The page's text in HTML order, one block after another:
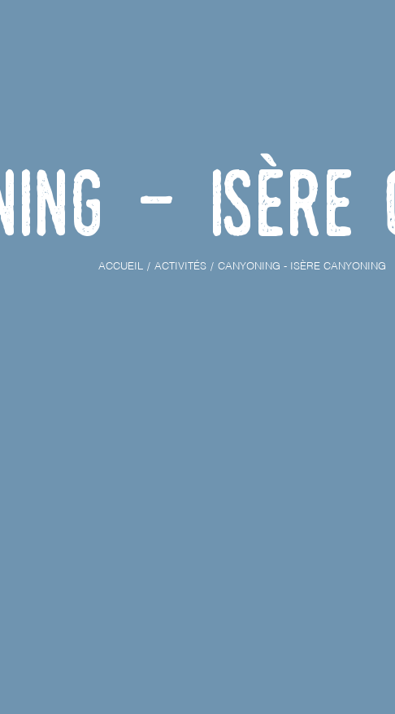
- Isère
ACCUEIL ACTIVITÉS CANYONING - ISÈRE CANYONING